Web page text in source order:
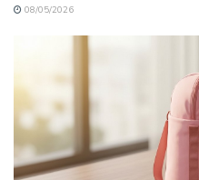
08/05/2026